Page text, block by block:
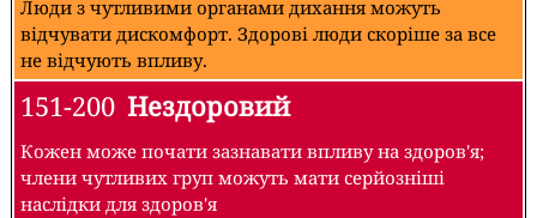
Люди з чутливими органами дихання можуть
відчувати дискомфорт. Здорові люди скоріше за все
не відчують впливу.
151-200 Нездоровий
Кожен може почати зазнавати впливу на здоров'я;
члени чутливих груп можуть мати серйозніші
наслідки для здоров'я